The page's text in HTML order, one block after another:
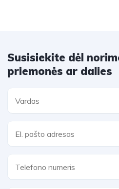
Susisiekite dėl
priemonės ar dalies